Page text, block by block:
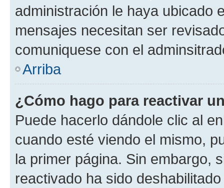
administración le haya ubicado
mensajes necesitan ser
comuniquese con el
Arriba
¿Cómo hago para reactivar
Puede hacerlo dándole clic al
cuando esté viendo el mismo,
la primer página. Sin embargo,
reactivado ha sido